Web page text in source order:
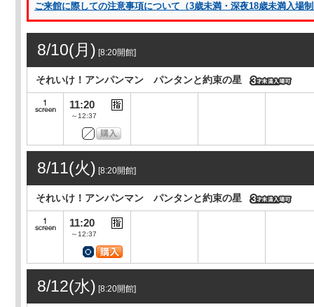
ご来館に際しての注意事項について（3歳未満・深夜18歳未満入場
8/10(月) [8:20開館]
それいけ！アンパンマン パンタンと約束の星
11:20
～12:37
8/11(火) [8:20開館]
それいけ！アンパンマン パンタンと約束の星
11:20
～12:37
8/12(水) [8:20開館]